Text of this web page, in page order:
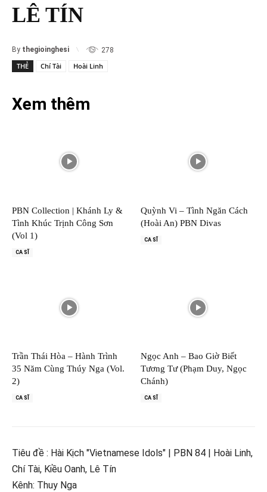
LÊ TÍN
By thegioinghesi 278
THẺ Chí Tài Hoài Linh
Xem thêm
PBN Collection | Khánh Ly &
Tình Khúc Trịnh Công Sơn
(Vol 1)
CA SĨ
Quỳnh Vi – Tình Ngăn Cách
(Hoài An) PBN Divas
CA SĨ
Trần Thái Hòa – Hành Trình
35 Năm Cùng Thúy Nga (Vol.
2)
CA SĨ
Ngọc Anh – Bao Giờ Biết
Tương Tư (Phạm Duy, Ngọc
Chánh)
CA SĨ
Tiêu đề : Hài Kịch "Vietnamese Idols" | PBN 84 | Hoài Linh,
Chí Tài, Kiều Oanh, Lê Tín
Kênh: Thuy Nga